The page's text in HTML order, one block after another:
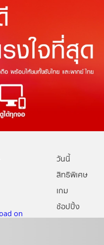
วันนี้
สิทธิพิเศษ
เกม
ช้อปปิ้ง